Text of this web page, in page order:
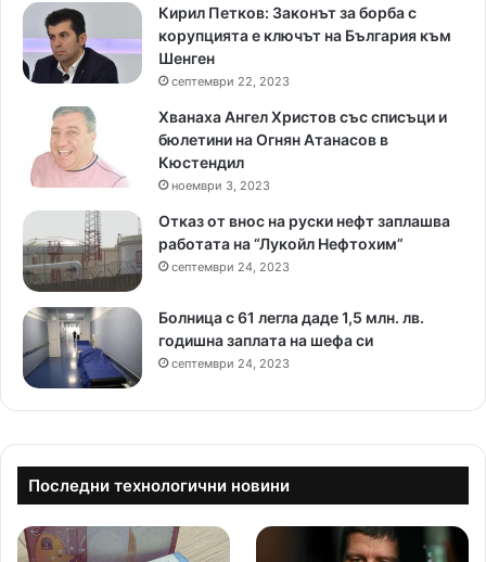
Кирил Петков: Законът за борба с
корупцията е ключът на България към
Шенген
септември 22, 2023
Хванаха Ангел Христов със списъци и
бюлетини на Огнян Атанасов в
Кюстендил
ноември 3, 2023
Отказ от внос на руски нефт заплашва
работата на “Лукойл Нефтохим”
септември 24, 2023
Болница с 61 легла даде 1,5 млн. лв.
годишна заплата на шефа си
септември 24, 2023
Последни технологични новини